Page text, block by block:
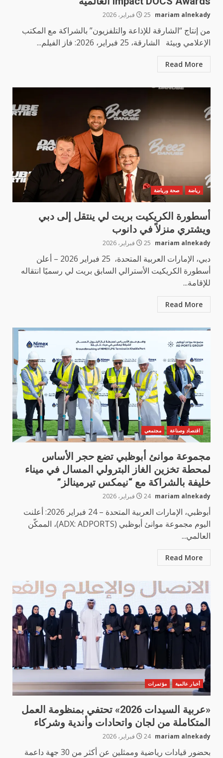
mariam alnekady 25 فبراير، 2026
من إنتاج “الشارقة للإذاعة والتلفزيون” بالشراكة مع المكتب
الإعلامي وبيئة الشارقة، 25 فبراير، 2026: فاز الفيلم...
Read More
رياضة صحة ورياضة
أسطورة الكريكيت بريت لي ينتقل إلى دبي
ويشتري منزلاً في دانوب
mariam alnekady 25 فبراير، 2026
دبي، الإمارات العربية المتحدة، 25 فبراير 2026 – أعلن
أسطورة الكريكيت الأسترالي السابق بريت لي رسميًا انتقاله
للإقامة...
Read More
اقتصاد وصناعة مجتمعي
مجموعة موانئ أبوظبي تضع حجر الأساس
لمحطة تخزين الغاز البترولي المسال في ميناء
خليفة بالشراكة مع “نيمكس تيرمينالز”
mariam alnekady 24 فبراير، 2026
أبوظبي، الإمارات العربية المتحدة – 24 فبراير 2026: أعلنت
اليوم مجموعة موانئ أبوظبي (ADX: ADPORTS)، الممكّن
العالمي...
Read More
أخبار عالمية مؤتمرات
«عربية السيدات 2026» تحتفي بمنظومة العمل
المتكاملة من لجان واتحادات وأندية وشركاء
mariam alnekady 24 فبراير، 2026
بحضور قيادات رياضية وممثلين عن أكثر من 30 جهة داعمة